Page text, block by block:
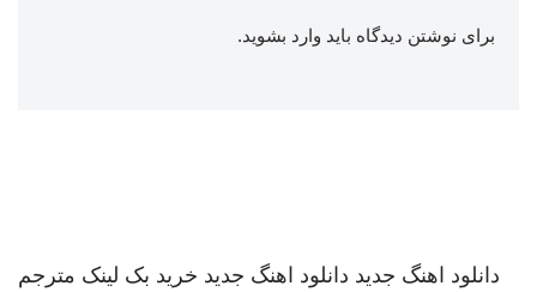
برای نوشتن دیدگاه باید وارد بشوید.
دانلود اهنگ جدید دانلود اهنگ جدید خرید بک لینک مترجم